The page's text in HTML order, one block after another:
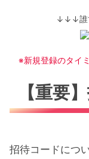
↓↓↓誰
※新規登録のタイ
【重要
招待コードにつ